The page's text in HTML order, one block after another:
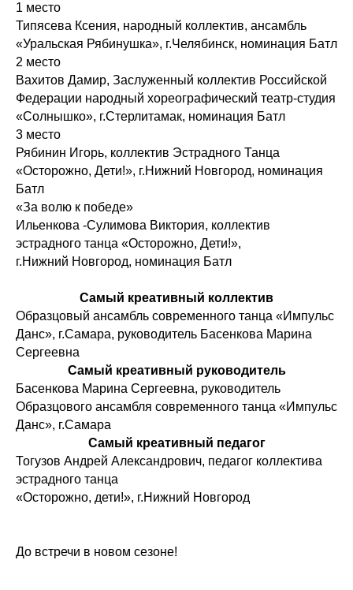
1 место
Типясева Ксения, народный коллектив, ансамбль
«Уральская Рябинушка», г.Челябинск, номинация Батл
2 место
Вахитов Дамир, Заслуженный коллектив Российской
Федерации народный хореографический театр-студия
«Солнышко», г.Стерлитамак, номинация Батл
3 место
Рябинин Игорь, коллектив Эстрадного Танца
«Осторожно, Дети!», г.Нижний Новгород, номинация
Батл
«За волю к победе»
Ильенкова -Сулимова Виктория, коллектив
эстрадного танца «Осторожно, Дети!»,
г.Нижний Новгород, номинация Батл
Самый креативный коллектив
Образцовый ансамбль современного танца «Импульс
Данс», г.Самара, руководитель Басенкова Марина
Сергеевна
Самый креативный руководитель
Басенкова Марина Сергеевна, руководитель
Образцового ансамбля современного танца «Импульс
Данс», г.Самара
Самый креативный педагог
Тогузов Андрей Александрович, педагог коллектива
эстрадного танца
«Осторожно, дети!», г.Нижний Новгород
До встречи в новом сезоне!